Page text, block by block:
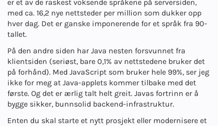
er et av de raskest voksende språkene på serversiden,
med ca. 16,2 nye nettsteder per million som dukker opp
hver dag. Det er ganske imponerende for et språk fra 90-
tallet.
På den andre siden har Java nesten forsvunnet fra
klientsiden (seriøst, bare 0,1% av nettstedene bruker det
på forhånd). Med JavaScript som bruker hele 99%, ser jeg
ikke for meg at Java-applets kommer tilbake med det
første. Og det er ærlig talt helt greit. Javas fortrinn er å
bygge sikker, bunnsolid backend-infrastruktur.
Enten du skal starte et nytt prosjekt eller modernisere et